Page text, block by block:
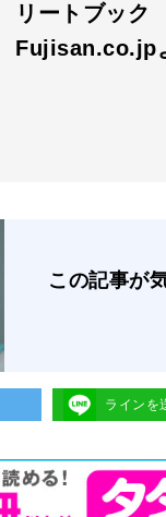
リートブック
Fujisan.co.jp
この記事が
ラインを